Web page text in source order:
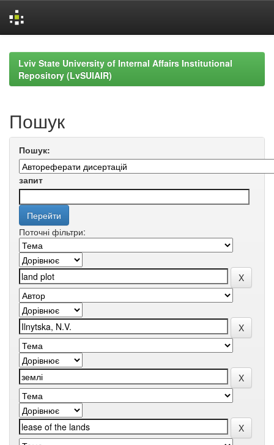
navigationLviv State University of Internal Affairs Institutional
Repository (LvSUIAIR)
Пошук
Пошук:
запит
Поточні фільтри: